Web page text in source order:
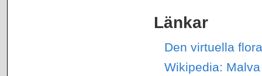
Länkar
Den virtuella
Wikipedia: